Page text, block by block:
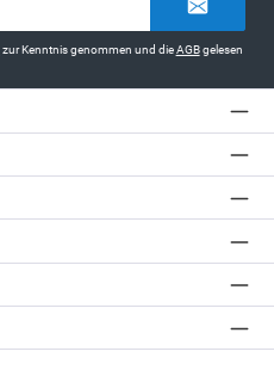
zur Kenntnis genommen und dieAGBgelesen